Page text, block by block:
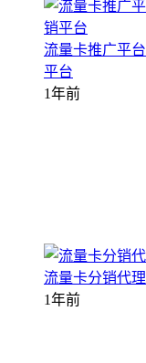
流量卡推广平
平台
1年前
流量卡分销代
1年前